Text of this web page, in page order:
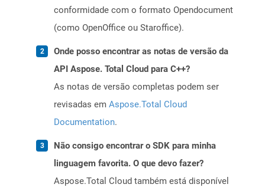
conformidade com o formato Opendocument
(como OpenOffice ou Staroffice).
Onde posso encontrar as notas de versão da
API Aspose. Total Cloud para C++?
As notas de versão completas podem ser
revisadas em Aspose.Total Cloud
Documentation.
Não consigo encontrar o SDK para minha
linguagem favorita. O que devo fazer?
Aspose.Total Cloud também está disponível